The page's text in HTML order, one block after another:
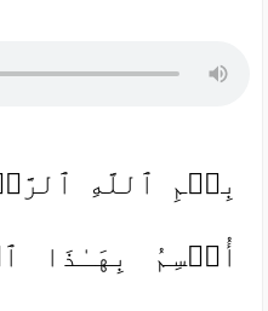
بِسۡمِ ٱللَّهِ
أُقۡسِمُ بِهَـٰذَا